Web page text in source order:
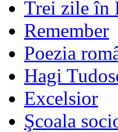
Trei zile în
Remember
Poezia
Hagi
Excelsior
Şcoala